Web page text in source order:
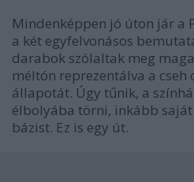
Mindenképpen jó úton jár a
a két egyfelvonásos
darabok szólaltak meg
méltón reprezentálva a cseh
állapotát. Úgy tűnik, a
élbolyába törni, inkább
bázist. Ez is egy út.